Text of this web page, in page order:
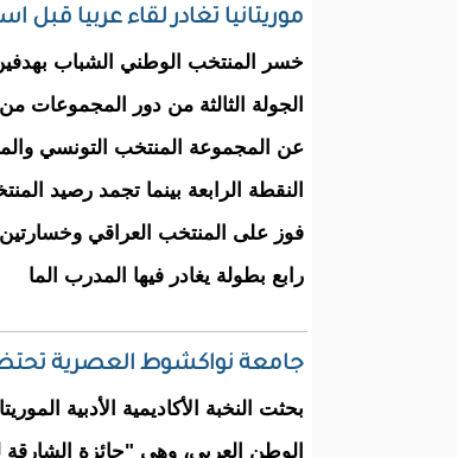
موريتانيا تغادر لقاء عربيا قبل
ﺧﺴﺮ ﺍﻟﻤﻨﺘﺨﺐ ﺍﻟﻮﻃﻨﻲ ﺍﻟﺸﺒﺎﺏ
ﺍﻟﺠﻮﻟﺔ ﺍﻟﺜﺎﻟﺜﺔ ﻣﻦ ﺩﻭﺭ ﺍﻟﻤﺠﻤﻮﻋﺎﺕ
ﻋﻦ ﺍﻟﻤﺠﻤﻮﻋﺔ ﺍﻟﻤﻨﺘﺨﺐ ﺍﻟﺘﻮﻧﺴﻲ
ﺍﻟﻨﻘﻄﺔ ﺍﻟﺮﺍﺑﻌﺔ ﺑﻴﻨﻤﺎ ﺗﺠﻤﺪ ﺭﺻﻴﺪ
ﻓﻮﺯ ﻋﻠﻰ ﺍﻟﻤﻨﺘﺨﺐ ﺍﻟﻌﺮﺍﻗﻲ
ﺭﺍﺑﻊ ﺑﻄﻮﻟﺔ ﻳﻐﺎﺩﺭ ﻓﻴﻬﺎ ﺍﻟﻤﺪﺭﺏ ﺍﻟﻤﺎ
جامعة نواكشوط العصرية
بحثت النخبة الأكاديمية الأدبية
الوطن العربي، وهي "جائزة الشارقة